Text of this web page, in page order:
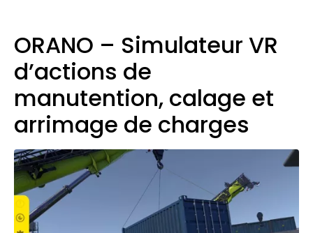
ORANO – Simulateur VR
d’actions de
manutention, calage et
arrimage de charges